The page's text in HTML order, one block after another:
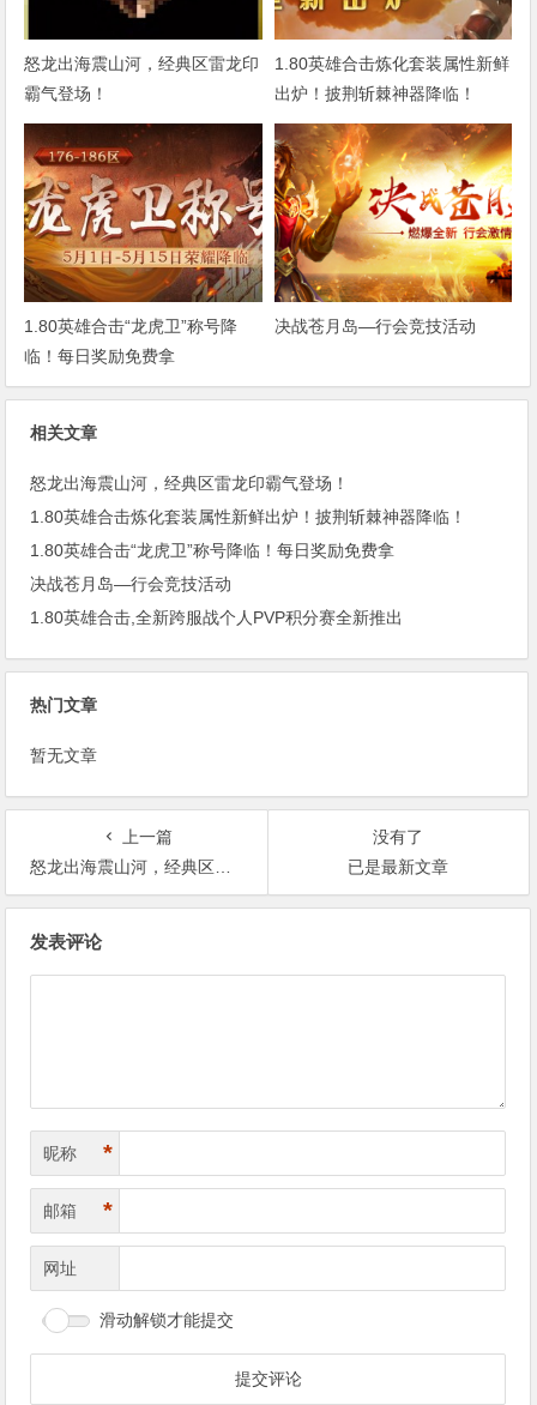
怒龙出海震山河，经典区雷龙印
霸气登场！
1.80英雄合击炼化套装属性新鲜
出炉！披荆斩棘神器降临！
1.80英雄合击“龙虎卫”称号降
临！每日奖励免费拿
决战苍月岛—行会竞技活动
相关文章
怒龙出海震山河，经典区雷龙印霸气登场！
1.80英雄合击炼化套装属性新鲜出炉！披荆斩棘神器降临！
1.80英雄合击“龙虎卫”称号降临！每日奖励免费拿
决战苍月岛—行会竞技活动
1.80英雄合击,全新跨服战个人PVP积分赛全新推出
热门文章
暂无文章
上一篇
怒龙出海震山河，经典区雷龙印霸气登场！
没有了
已是最新文章
发表评论
昵称 *
邮箱 *
网址
滑动解锁才能提交